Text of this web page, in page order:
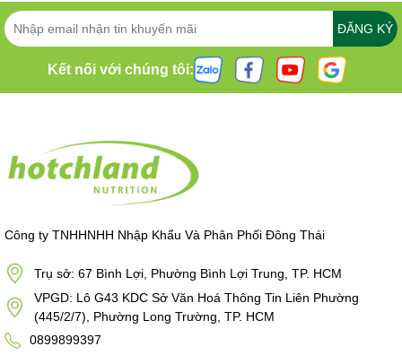
ĐĂNG KÝ
Kết nối với chúng tôi:
Công ty TNHHNHH Nhập Khẩu Và Phân Phối Đông Thái
Trụ sở: 67 Bình Lợi, Phường Bình Lợi Trung, TP. HCM
VPGD: Lô G43 KDC Sở Văn Hoá Thông Tin Liên Phường
(445/2/7), Phường Long Trường, TP. HCM
0899899397